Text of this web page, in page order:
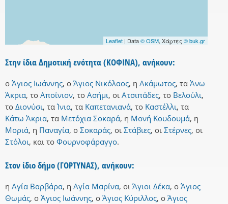
Leaflet | Data© OSM, Χάρτες © buk.gr
Στην ίδια Δημοτική ενότητα (ΚΟΦΙΝΑ), ανήκουν:
ο Άγιος Ιωάννης, ο Άγιος Νικόλαος, η Ακάμωτος, τα Άνω
Άκρια, το Αποΐνιον, το Ασήμι, οι Ατσιπάδες, το Βελούλι,
το Διονύσι, τα Ίνια, τα Καπετανιανά, το Καστέλλι, τα
Κάτω Άκρια, τα Μετόχια Σοκαρά, η Μονή Κουδουμά, η
Μοριά, η Παναγία, ο Σοκαράς, οι Στάβιες, οι Στέρνες, οι
Στόλοι, και το Φουρνοφάραγγο.
Στον ίδιο δήμο (ΓΟΡΤΥΝΑΣ), ανήκουν:
η Αγία Βαρβάρα, η Αγία Μαρίνα, οι Άγιοι Δέκα, ο Άγιος
Θωμάς, ο Άγιος Ιωάννης, ο Άγιος Κύριλλος, ο Άγιος